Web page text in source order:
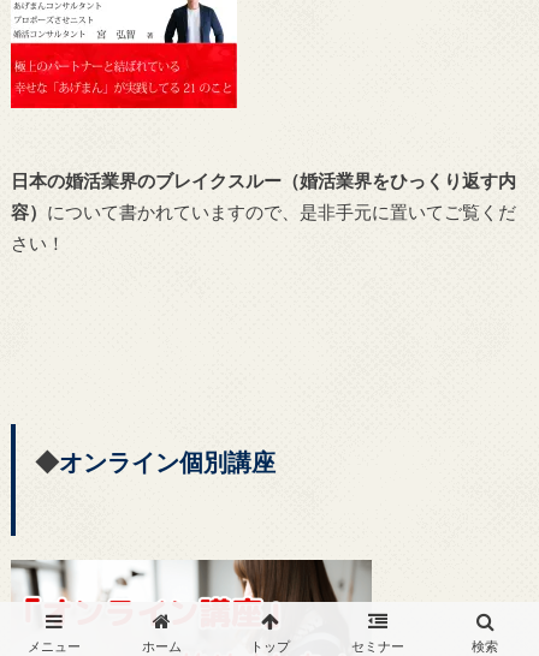
メニュー ホーム トップ セミナー 検索
日本の婚活業界のブレイクスルー（婚活業界をひっくり返す内
容） について書かれていますので、是非手元に置いてご覧くだ
さい！
◆オンライン個別講座